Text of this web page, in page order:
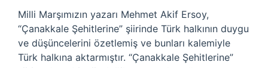
Milli Marşımızın yazarı Mehmet Akif Ersoy,
“Çanakkale Şehitlerine” şiirinde Türk halkının duygu
ve düşüncelerini özetlemiş ve bunları kalemiyle
Türk halkına aktarmıştır. “Çanakkale Şehitlerine”